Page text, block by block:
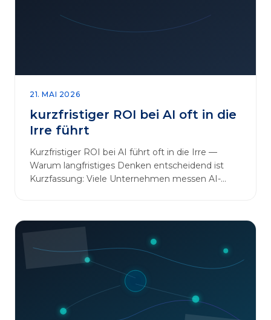
21. MAI 2026
kurzfristiger ROI bei AI oft in die
Irre führt
Kurzfristiger ROI bei AI führt oft in die Irre —
Warum langfristiges Denken entscheidend ist
Kurzfassung: Viele Unternehmen messen AI-